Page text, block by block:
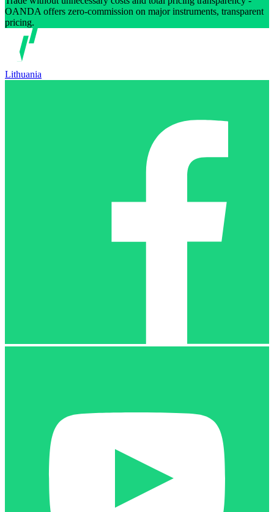
OANDA offers zero-commission on major instruments, transparent
pricing.
Lithuania